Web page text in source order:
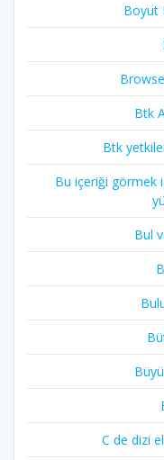
Boyut
Btk
Btk
Bu içeriği görmek
Bul
C de dizi